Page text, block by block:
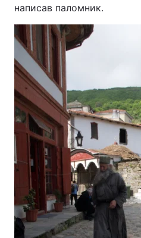
Головна
Україна
Економіка
Спорт
Техно і зв'язок
Зброя
Здоров'я
написав паломник.